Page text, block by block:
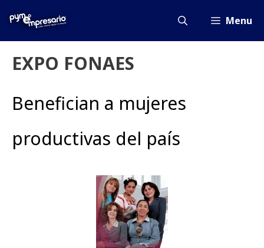
Menu
EXPO FONAES
Benefician a mujeres
productivas del país